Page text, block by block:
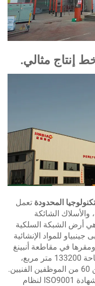
إنتاج مثالي.
المحدودةتعمل
الشائكة
الشبكة السلكية
للمواد الإنشائية
المحدودة في عام 1990، ومقرها في مقاطعة أنبينغ
بمقاطعة خبي، وتمتد الشركة على مساحة 133200 متر مربع،
لقد حصلت منتجاتنا على شهادة ISO9001 لنظام